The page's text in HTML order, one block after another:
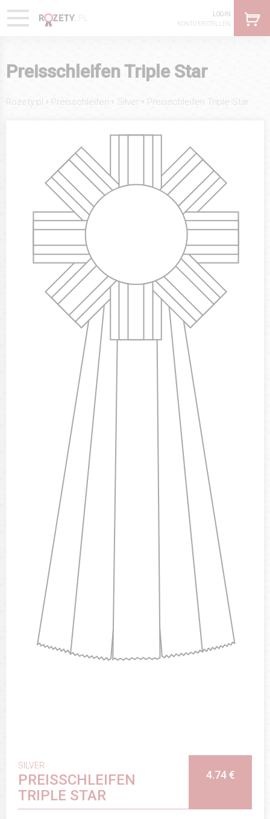
LOGIN
KONTO ERSTELLEN
Preisschleifen Triple Star
Rozety.pl › Preisschleifen › Silver › Preisschleifen Triple Star
SILVER
PREISSCHLEIFEN
TRIPLE STAR
4.74 €